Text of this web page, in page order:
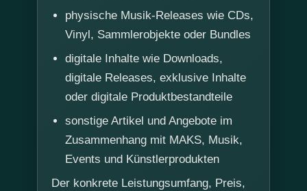
physische Musik-Releases wie CDs,
Vinyl, Sammlerobjekte oder Bundles
digitale Inhalte wie Downloads,
digitale Releases, exklusive Inhalte
oder digitale Produktbestandteile
sonstige Artikel und Angebote im
Zusammenhang mit MAKS, Musik,
Events und Künstlerprodukten
Der konkrete Leistungsumfang, Preis,